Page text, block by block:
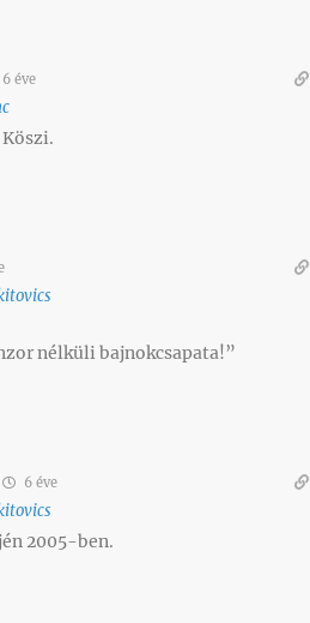
6 éve
nélküli bajnokcsapata!”
6 éve
2005-ben.